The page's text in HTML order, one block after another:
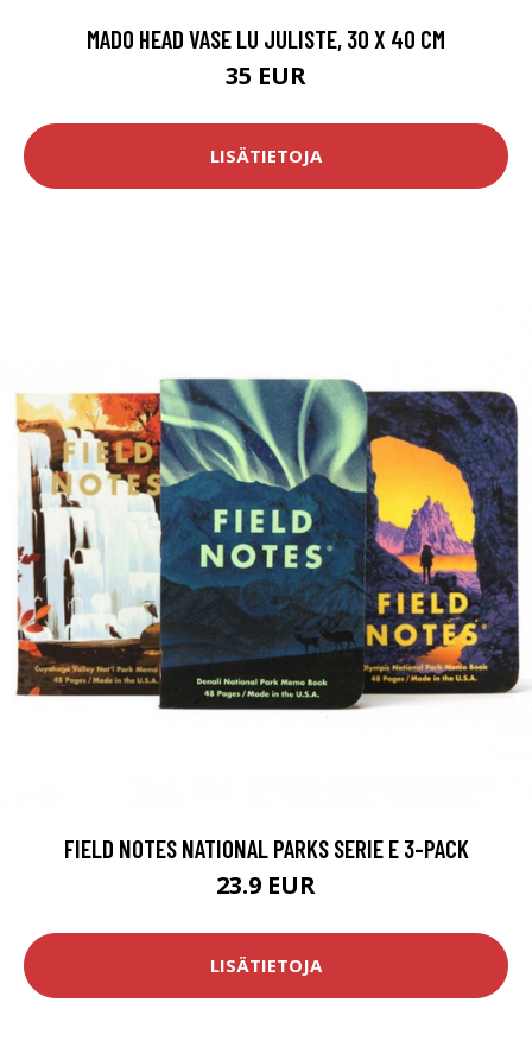
MADO HEAD VASE LU JULISTE, 30 X 40 CM
35 EUR
LISÄTIETOJA
FIELD NOTES NATIONAL PARKS SERIE E 3-PACK
23.9 EUR
LISÄTIETOJA